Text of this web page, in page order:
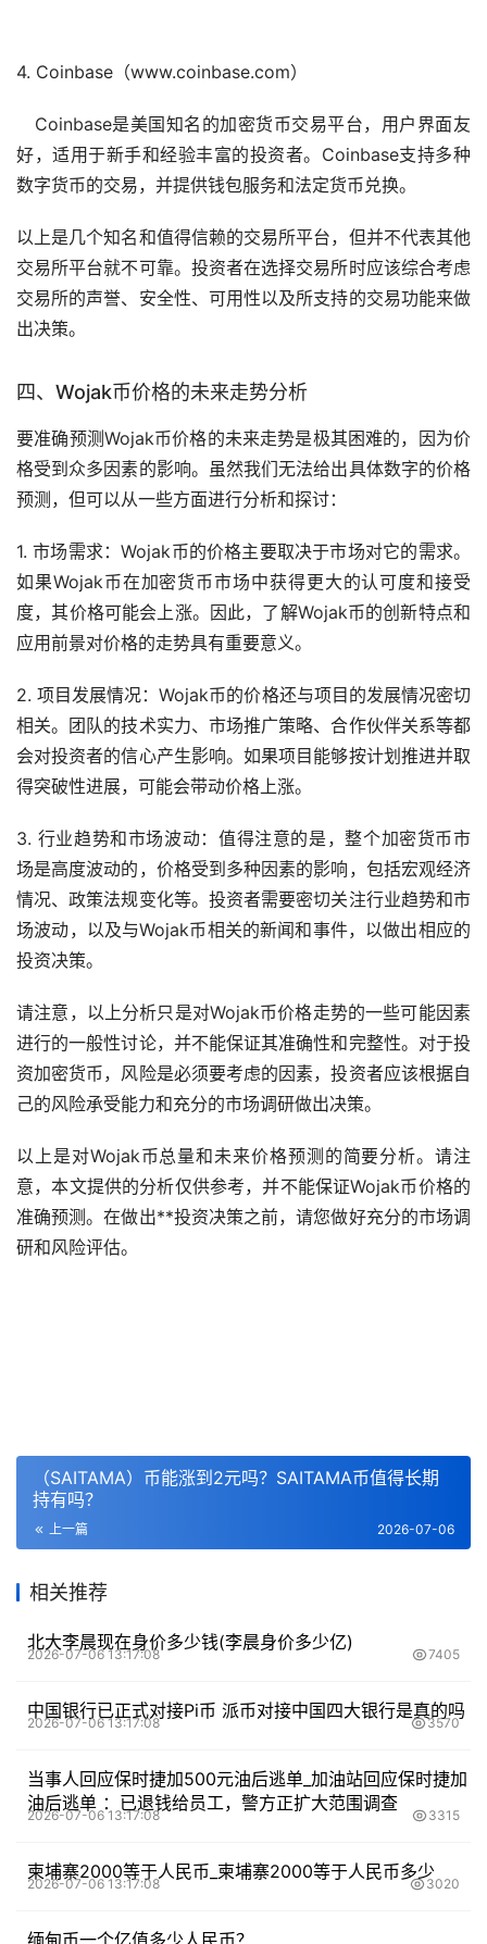
4. Coinbase（www.coinbase.com）
Coinbase是美国知名的加密货币交易平台，用户界面友
好，适用于新手和经验丰富的投资者。Coinbase支持多种
数字货币的交易，并提供钱包服务和法定货币兑换。
以上是几个知名和值得信赖的交易所平台，但并不代表其他
交易所平台就不可靠。投资者在选择交易所时应该综合考虑
交易所的声誉、安全性、可用性以及所支持的交易功能来做
出决策。
四、Wojak币价格的未来走势分析
要准确预测Wojak币价格的未来走势是极其困难的，因为价
格受到众多因素的影响。虽然我们无法给出具体数字的价格
预测，但可以从一些方面进行分析和探讨：
1. 市场需求：Wojak币的价格主要取决于市场对它的需求。
如果Wojak币在加密货币市场中获得更大的认可度和接受
度，其价格可能会上涨。因此，了解Wojak币的创新特点和
应用前景对价格的走势具有重要意义。
2. 项目发展情况：Wojak币的价格还与项目的发展情况密切
相关。团队的技术实力、市场推广策略、合作伙伴关系等都
会对投资者的信心产生影响。如果项目能够按计划推进并取
得突破性进展，可能会带动价格上涨。
3. 行业趋势和市场波动：值得注意的是，整个加密货币市
场是高度波动的，价格受到多种因素的影响，包括宏观经济
情况、政策法规变化等。投资者需要密切关注行业趋势和市
场波动，以及与Wojak币相关的新闻和事件，以做出相应的
投资决策。
请注意，以上分析只是对Wojak币价格走势的一些可能因素
进行的一般性讨论，并不能保证其准确性和完整性。对于投
资加密货币，风险是必须要考虑的因素，投资者应该根据自
己的风险承受能力和充分的市场调研做出决策。
以上是对Wojak币总量和未来价格预测的简要分析。请注
意，本文提供的分析仅供参考，并不能保证Wojak币价格的
准确预测。在做出**投资决策之前，请您做好充分的市场调
研和风险评估。
（SAITAMA）币能涨到2元吗？SAITAMA币值得长期
持有吗？
上一篇 2026-07-06
相关推荐
北大李晨现在身价多少钱(李晨身价多少亿)
2026-07-06 13:17:08 7405
中国银行已正式对接Pi币 派币对接中国四大银行是真的吗
2026-07-06 13:17:08 3570
当事人回应保时捷加500元油后逃单_加油站回应保时捷加
油后逃单 ：已退钱给员工，警方正扩大范围调查
2026-07-06 13:17:08 3315
柬埔寨2000等于人民币_柬埔寨2000等于人民币多少
2026-07-06 13:17:08 3020